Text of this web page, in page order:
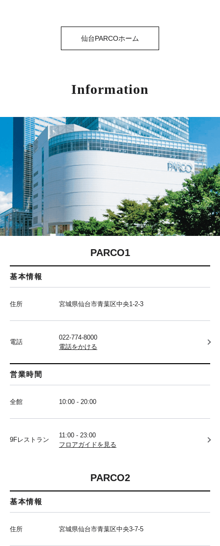
仙台PARCOホーム
Information
PARCO1
基本情報
住所 宮城県仙台市青葉区中央1-2-3
電話
022-774-8000
電話をかける
営業時間
全館 10:00 - 20:00
9Fレストラン
11:00 - 23:00
フロアガイドを見る
PARCO2
基本情報
住所 宮城県仙台市青葉区中央3-7-5